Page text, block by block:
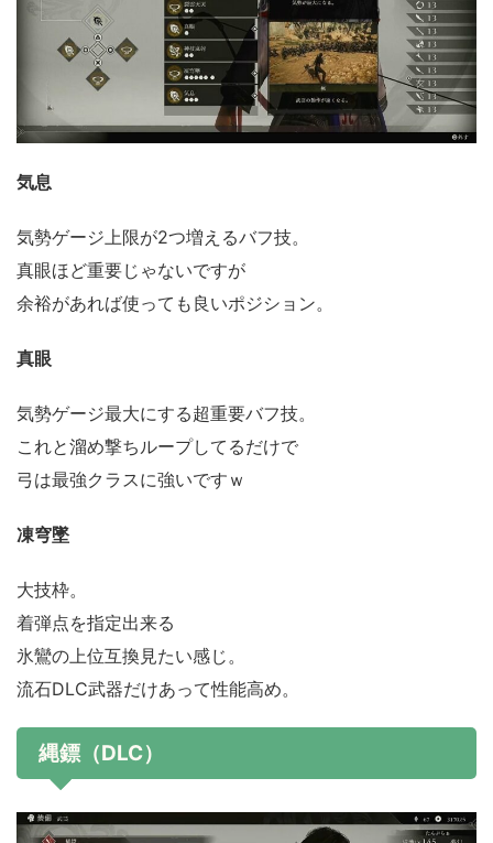
気息
気勢ゲージ上限が2つ増えるバフ技。
真眼ほど重要じゃないですが
余裕があれば使っても良いポジション。
真眼
気勢ゲージ最大にする超重要バフ技。
これと溜め撃ちループしてるだけで
弓は最強クラスに強いですｗ
凍穹墜
大技枠。
着弾点を指定出来る
氷鸞の上位互換見たい感じ。
流石DLC武器だけあって性能高め。
縄鏢（DLC）